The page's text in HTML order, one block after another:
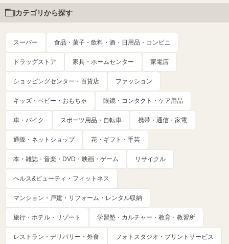
カテゴリから探す
スーパー 食品・菓子・飲料・酒・日用品・コンビニ
ドラッグストア 家具・ホームセンター 家電店
ショッピングセンター・百貨店 ファッション
キッズ・ベビー・おもちゃ 眼鏡・コンタクト・ケア用品
車・バイク スポーツ用品・自転車 携帯・通信・家電
通販・ネットショップ 花・ギフト・手芸
本・雑誌・音楽・DVD・映画・ゲーム リサイクル
ヘルス&ビューティ・フィットネス
マンション・戸建・リフォーム・レンタル収納
旅行・ホテル・リゾート 学習塾・カルチャー・教育・教習所
レストラン・デリバリー・外食 フォトスタジオ・プリントサービス